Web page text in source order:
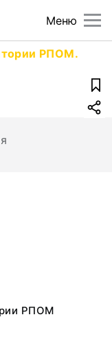
Меню
РПОМ.
РПОМ